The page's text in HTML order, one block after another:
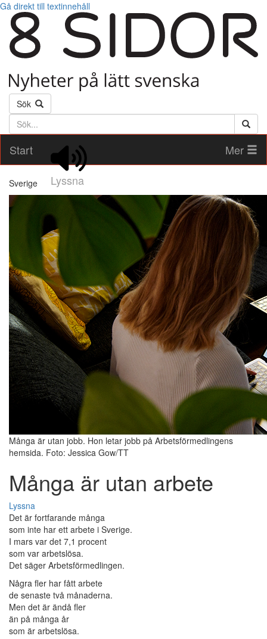
Gå direkt till textinnehåll
Sök
Söktext
Start
Lyssna
Mer
Sverige
Många är utan jobb. Hon letar jobb på Arbetsförmedlingens
hemsida. Foto: Jessica Gow/TT
Många är utan arbete
Lyssna
Det är fortfarande många
som inte har ett arbete i Sverige.
I mars var det 7,1 procent
som var arbetslösa.
Det säger Arbetsförmedlingen.
Några fler har fått arbete
de senaste två månaderna.
Men det är ändå fler
än på många år
som är arbetslösa.